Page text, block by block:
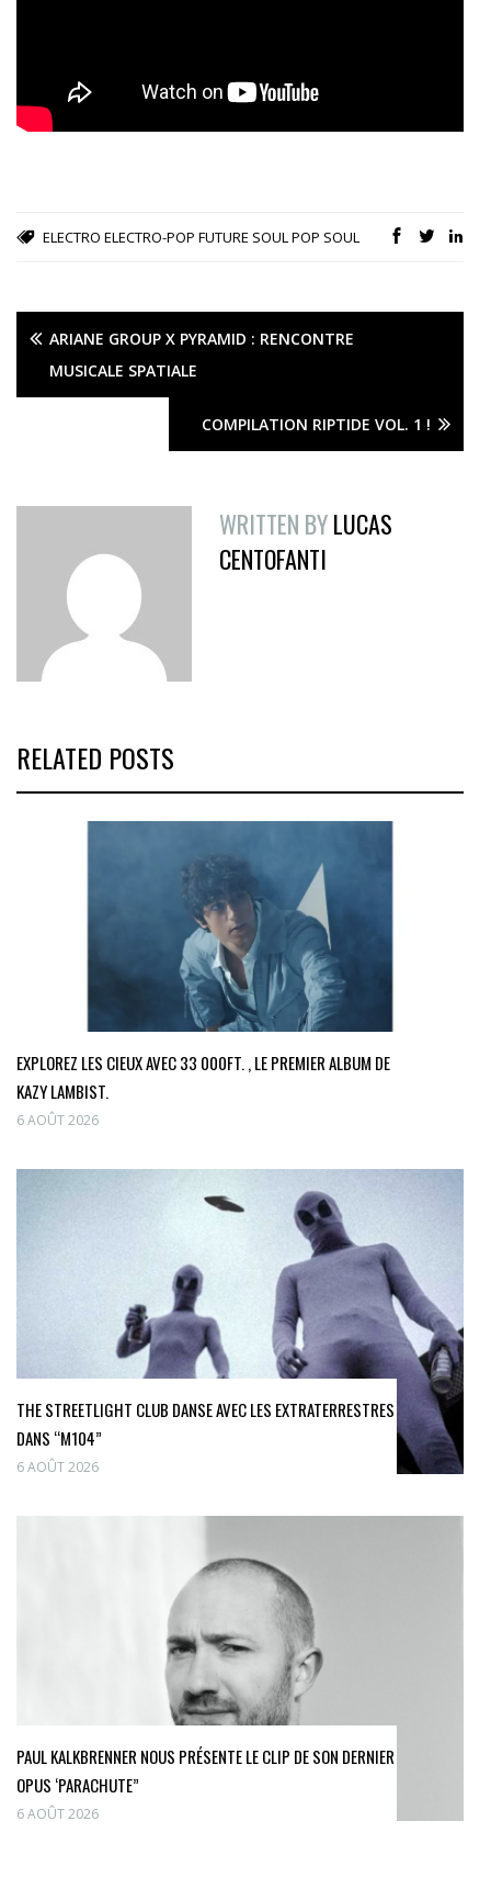
ELECTRO ELECTRO-POP FUTURE SOULPOP SOUL
ARIANE GROUP X PYRAMID : RENCONTRE
MUSICALE SPATIALE
COMPILATION RIPTIDE VOL. 1 !
WRITTEN BYLUCAS
CENTOFANTI
RELATED POSTS
EXPLOREZ LES CIEUX AVEC 33 000FT. , LE PREMIER ALBUM DE
KAZY LAMBIST.
6 AOÛT 2026
THE STREETLIGHT CLUB DANSE AVEC LES EXTRATERRESTRES
DANS “M104”
6 AOÛT 2026
PAUL KALKBRENNER NOUS PRÉSENTE LE CLIP DE SON DERNIER
OPUS ‘PARACHUTE”
6 AOÛT 2026